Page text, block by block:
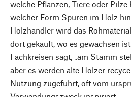
welche Pflanzen, Tiere oder
welcher Form Spuren im Holz
Holzhändler wird das
dort gekauft, wo es gewachsen
Fachkreisen sagt, „am Stamm
aber es werden alte Hölzer
Nutzung zugeführt, oft vom